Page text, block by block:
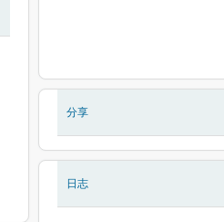
分享
日志